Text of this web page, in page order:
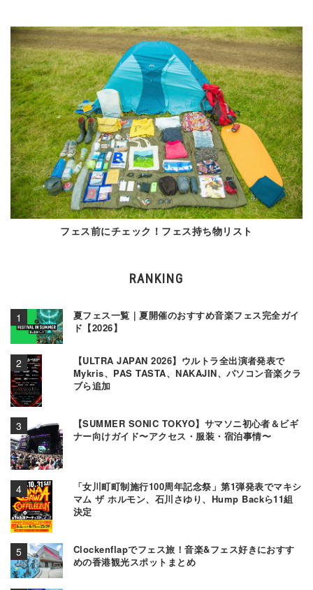
フェス前にチェック！フェス持ち物リスト
RANKING
夏フェス一覧｜夏開催のおすすめ音楽フェス完全ガイ
ド【2026】
【ULTRA JAPAN 2026】ウルトラ全出演者発表で
Mykris、PAS TASTA、NAKAJIN、パソコン音楽クラ
ブら追加
【SUMMER SONIC TOKYO】サマソニ初心者＆ビギ
ナー向けガイド〜アクセス・服装・宿泊事情〜
「女川町町制施行100周年記念祭」第1弾発表でマキシ
マム ザ ホルモン、石川さゆり、Hump Backら11組
決定
Clockenflapでフェス旅！音楽&フェス好きにおすす
めの香港観光スポットまとめ